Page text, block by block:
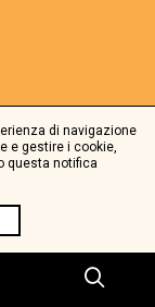
di navigazione
e gestire i cookie,
questa notifica